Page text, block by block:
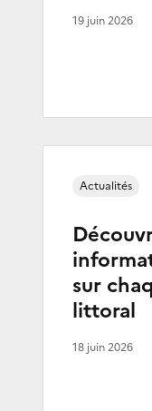
19 juin 2026
sur
littoral
Actualités
18 juin 2026